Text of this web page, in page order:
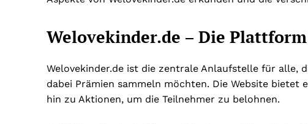
Welovekinder.de – Die
Welovekinder.de ist die zentrale Anlaufstelle für alle,
dabei Prämien sammeln möchten. Die Website bietet
hin zu Aktionen, um die Teilnehmer zu belohnen.